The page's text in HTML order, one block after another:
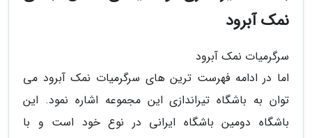
نمک آبرود
سرگرمیات نمک آبرود
اما در ادامه فهرست ترین های سرگرمیات نمک آبرود می
توان به باشگاه تیراندازی این مجموعه اشاره نمود. این
باشگاه دومین باشگاه ایرانی در نوع خود است و با